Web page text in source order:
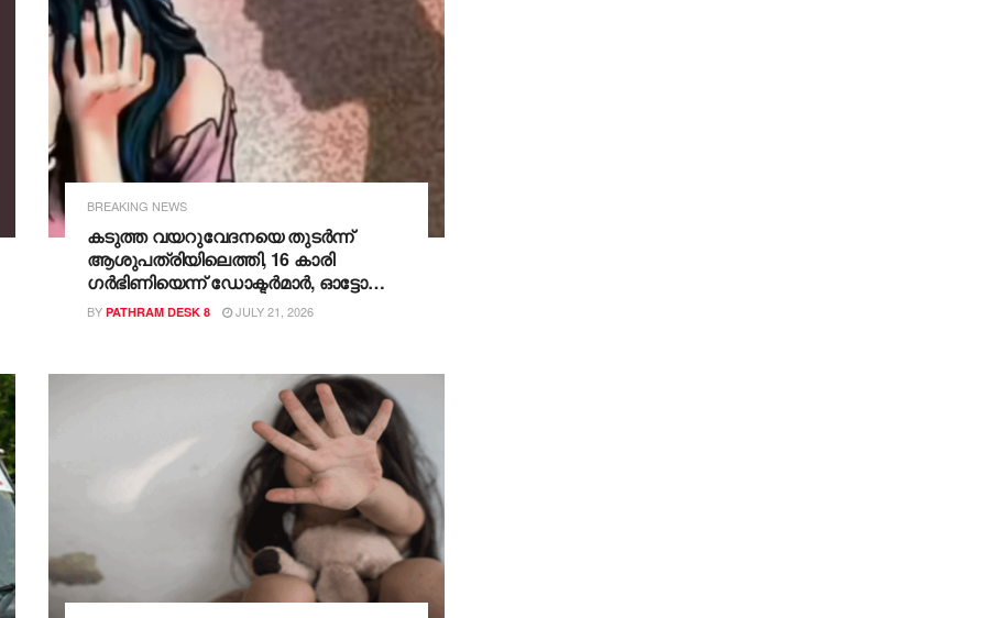
BREAKING NEWS
കടുത്ത വയറുവേദനയെ തുടര്‍ന്ന്
ആശുപത്രിയിലെത്തി, 16 കാരി
ഗര്‍ഭിണിയെന്ന് ഡോക്ടര്‍മാര്‍, ഓട്ടോ
ഡ്രൈവര്‍ അറസ്റ്റില്‍, സംഭവം
BY PATHRAM DESK 8 JULY 21, 2026